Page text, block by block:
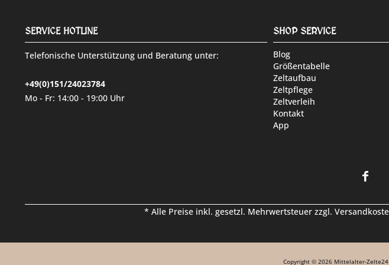
SERVICE HOTLINE
Telefonische Unterstützung und Beratung unter:
+49(0)151/24023784
Mo - Fr: 14:00 - 19:00 Uhr
SHOP SERVICE
Blog
Größentabelle
Zeltaufbau
Zeltpflege
Zeltverleih
Kontakt
App
* Alle Preise inkl. gesetzl. Mehrwertsteuer zzgl.
Copyright © 2026 Mittelalter-